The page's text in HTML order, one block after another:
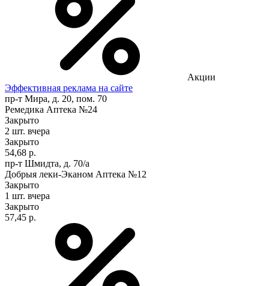
Акции
Эффективная реклама на сайте
пр-т Мира, д. 20, пом. 70
Ремедика Аптека №24
Закрыто
2 шт. вчера
Закрыто
54,68 р.
пр-т Шмидта, д. 70/а
Добрыя леки-Эканом Аптека №12
Закрыто
1 шт. вчера
Закрыто
57,45 р.